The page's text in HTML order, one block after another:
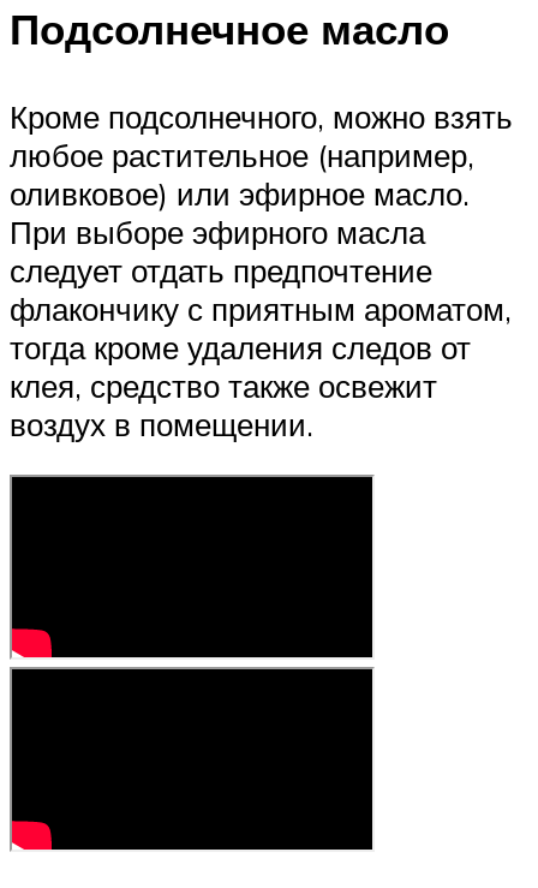
Подсолнечное масло
Кроме подсолнечного, можно взять
любое растительное (например,
оливковое) или эфирное масло.
При выборе эфирного масла
следует отдать предпочтение
флакончику с приятным ароматом,
тогда кроме удаления следов от
клея, средство также освежит
воздух в помещении.